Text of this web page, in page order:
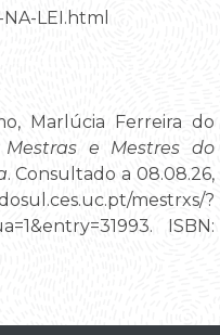
LEI.html
Marlúcia Ferreira do
Mestras e Mestres do
. Consultado a 08.08.26,
mestrxs/?
ISBN: